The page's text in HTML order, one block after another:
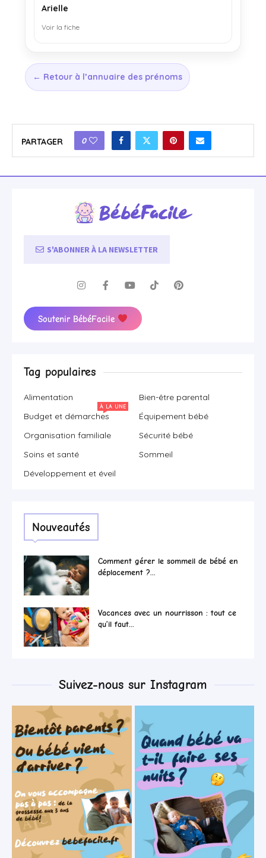
Arielle
Voir la fiche
← Retour à l’annuaire des prénoms
PARTAGER 0
S'ABONNER À LA NEWSLETTER
Soutenir BébéFacile
Tag populaires
Alimentation
Bien-être parental
Budget et démarches
À LA UNE
Équipement bébé
Organisation familiale
Sécurité bébé
Soins et santé
Sommeil
Développement et éveil
Nouveautés
Comment gérer le sommeil de bébé en
déplacement ?...
Vacances avec un nourrisson : tout ce
qu’il faut...
Suivez-nous sur Instagram